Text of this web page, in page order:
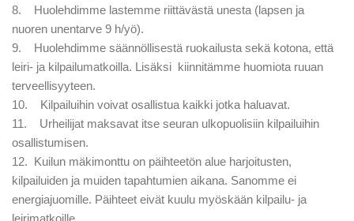
8. Huolehdimme lastemme riittävästä unesta (lapsen ja
nuoren unentarve 9 h/yö).
9. Huolehdimme säännöllisestä ruokailusta sekä kotona, että
leiri- ja kilpailumatkoilla. Lisäksi kiinnitämme huomiota ruuan
terveellisyyteen.
10. Kilpailuihin voivat osallistua kaikki jotka haluavat.
11. Urheilijat maksavat itse seuran ulkopuolisiin kilpailuihin
osallistumisen.
12. Kuilun mäkimonttu on päihteetön alue harjoitusten,
kilpailuiden ja muiden tapahtumien aikana. Sanomme ei
energiajuomille. Päihteet eivät kuulu myöskään kilpailu- ja
leirimatkoille